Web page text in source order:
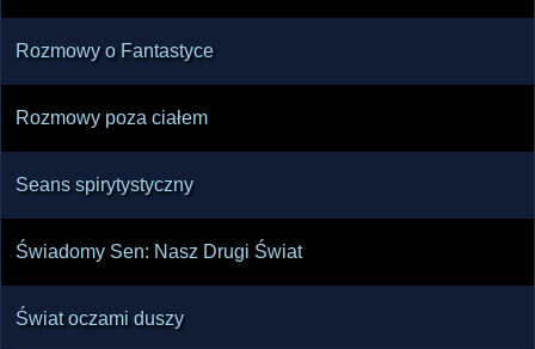
Rozmowy o Fantastyce
Rozmowy poza ciałem
Seans spirytystyczny
Świadomy Sen: Nasz Drugi Świat
Świat oczami duszy